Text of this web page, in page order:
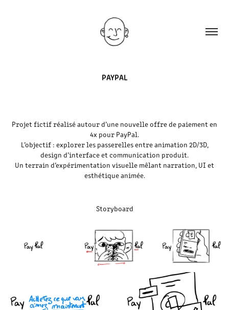
PAYPAL
Projet fictif réalisé autour d’une nouvelle offre de paiement en
4x pour PayPal.
L’objectif : explorer les passerelles entre animation 2D/3D,
design d’interface et communication produit.
Un terrain d’expérimentation visuelle mêlant narration, UI et
esthétique animée.
Storyboard